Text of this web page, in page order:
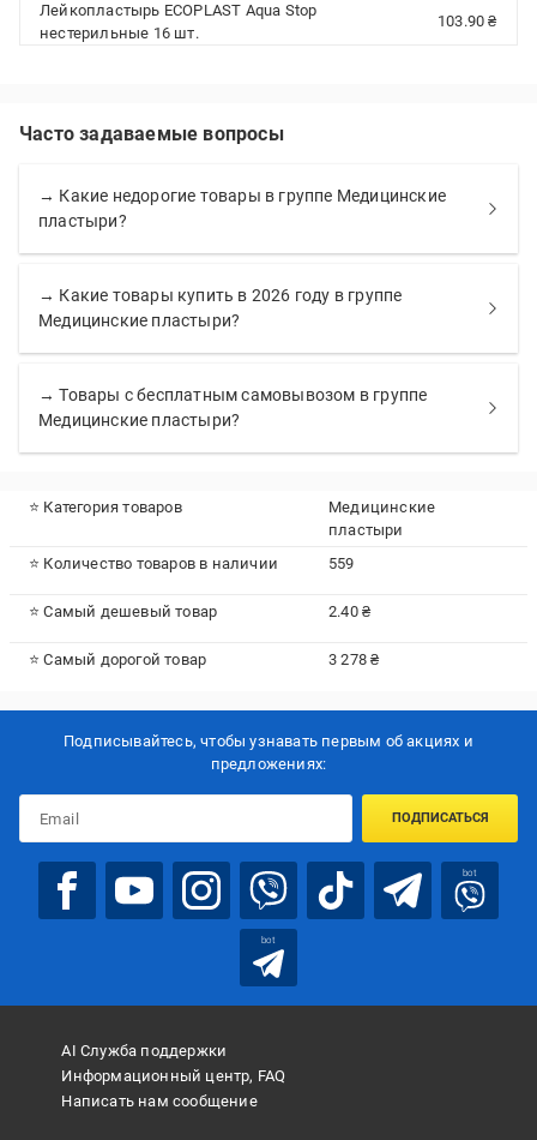
Лейкопластырь ECOPLAST Aqua Stop
нестерильные 16 шт.
103.90 ₴
Часто задаваемые вопросы
→ Какие недорогие товары в группе Медицинские
пластыри?
→ Какие товары купить в 2026 году в группе
Медицинские пластыри?
→ Товары с бесплатным самовывозом в группе
Медицинские пластыри?
⭐ Категория товаров
Медицинские
пластыри
⭐ Количество товаров в наличии
559
⭐ Самый дешевый товар 2.40 ₴
⭐ Самый дорогой товар 3 278 ₴
Подписывайтесь, чтобы узнавать первым об акцияx и
предложениях:
ПОДПИСАТЬСЯ
bot
bot
AI Служба поддержки
Информационный центр, FAQ
Написать нам сообщение